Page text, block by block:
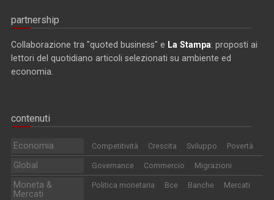
partnership
Collaborazione tra "quoted business" e La Stampa: proposti ai
lettori del quotidiano articoli selezionati su ambiente ed
economia.
contenuti
Economia Competitività Crescita Sviluppo Povertà
Global Governance Commercio Migrazioni
Moneta &
Mercati
Politica monetaria Bce Banche Mercati